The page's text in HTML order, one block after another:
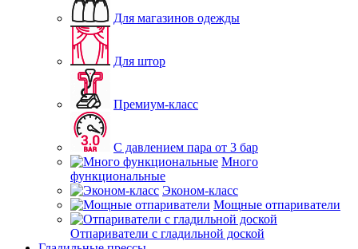
Для магазинов одежды
Для штор
Премиум-класс
С давлением пара от 3 бар
Много
функциональные
Эконом-класс
Мощные отпариватели
Отпариватели с гладильной доской